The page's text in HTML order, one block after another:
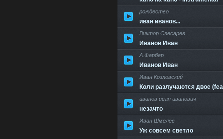
рождество
иван иванов...
Виктор Слесарев
Иванов Иван
А.Фарбер
Иванов Иван
Иван Козловский
Коли разлучаются двое
иванов иван иванович
незачто
Иван Шмелёв
Уж совсем светло